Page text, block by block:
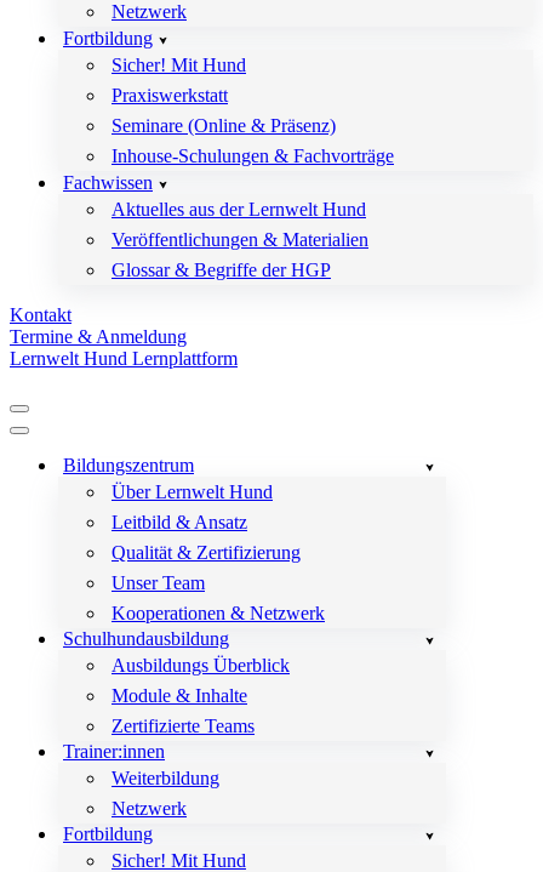
Netzwerk
Fortbildung
Sicher! Mit Hund
Praxiswerkstatt
Seminare (Online & Präsenz)
Inhouse-Schulungen & Fachvorträge
Fachwissen
Aktuelles aus der Lernwelt Hund
Veröffentlichungen & Materialien
Glossar & Begriffe der HGP
Kontakt
Termine & Anmeldung
Lernwelt Hund Lernplattform
Navigationsmenü
Navigationsmenü
Bildungszentrum
Über Lernwelt Hund
Leitbild & Ansatz
Qualität & Zertifizierung
Unser Team
Kooperationen & Netzwerk
Schulhundausbildung
Ausbildungs Überblick
Module & Inhalte
Zertifizierte Teams
Trainer:innen
Weiterbildung
Netzwerk
Fortbildung
Sicher! Mit Hund